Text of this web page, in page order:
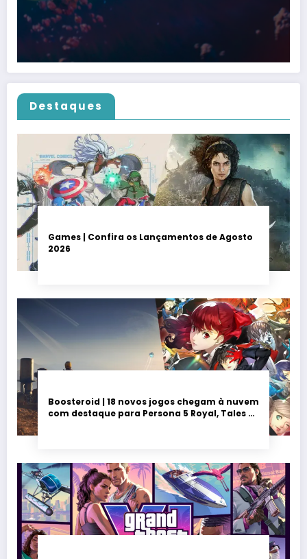
Destaques
Games | Confira os Lançamentos de Agosto
2026
Boosteroid | 18 novos jogos chegam à nuvem
com destaque para Persona 5 Royal, Tales of